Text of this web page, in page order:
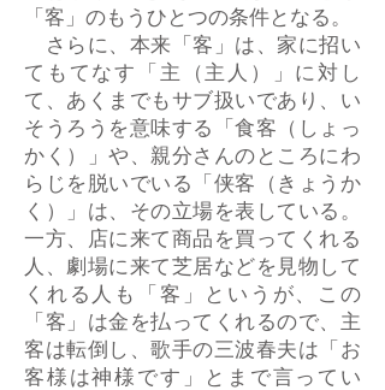
「客」のもうひとつの条件となる。
さらに、本来「客」は、家に招い
てもてなす「主（主人）」に対し
て、あくまでもサブ扱いであり、い
そうろうを意味する「食客（しょっ
かく）」や、親分さんのところにわ
らじを脱いでいる「侠客（きょうか
く）」は、その立場を表している。
一方、店に来て商品を買ってくれる
人、劇場に来て芝居などを見物して
くれる人も「客」というが、この
「客」は金を払ってくれるので、主
客は転倒し、歌手の三波春夫は「お
客様は神様です」とまで言ってい